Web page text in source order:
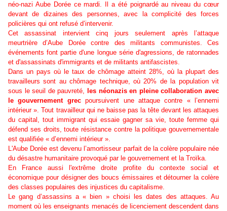
néo-nazi Aube Dorée ce mardi. Il a été poignardé au niveau du cœur
devant de dizaines des personnes, avec la complicité des forces
policières qui ont refusé d’intervenir.
Cet assassinat intervient cinq jours seulement après l’attaque
meurtrière d’Aube Dorée contre des militants communistes. Ces
événements font partie d'une longue série d'agressions, de ratonnades
et d'assassinats d'immigrants et de militants antifascistes.
Dans un pays où le taux de chômage atteint 28%, où la plupart des
travailleurs sont au chômage technique, où 20% de la population vit
sous le seuil de pauvreté,
les néonazis en pleine collaboration avec
le gouvernement grecpoursuivent une attaque contre « l’ennemi
intérieur ». Tout travailleur qui ne baisse pas la tête devant les attaques
du capital, tout immigrant qui essaie gagner sa vie, toute femme qui
défend ses droits, toute résistance contre la politique gouvernementale
est qualifiée « d’ennemi intérieur ».
L'Aube Dorée est devenu l’amortisseur parfait de la colère populaire née
du désastre humanitaire provoqué par le gouvernement et la Troïka.
En France aussi l'extrême droite profite du contexte social et
économique pour désigner des boucs émissaires et détourner la colère
des classes populaires des injustices du capitalisme.
Le gang d’assassins a « bien » choisi les dates des attaques. Au
moment où les enseignants menacés de licenciement descendent dans